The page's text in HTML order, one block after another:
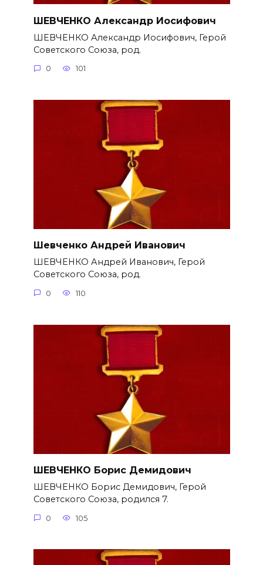
ШЕВЧЕНКО Александр Иосифович
ШЕВЧЕНКО Александр Иосифович, Герой
Советского Союза, род.
0 101
Шевченко Андрей Иванович
ШЕВЧЕНКО Андрей Иванович, Герой
Советского Союза, род.
0 110
ШЕВЧЕНКО Борис Демидович
ШЕВЧЕНКО Борис Демидович, Герой
Советского Союза, родился 7.
0 105